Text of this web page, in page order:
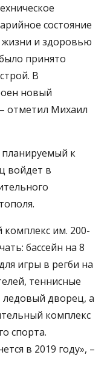
состояние
жизни и здоровью
принято
В
новый
отметил Михаил
планируемый к
войдет в
им. 200-
бассейн на 8
игры в регби на
теннисные
ледовый дворец, а
комплекс
спорта.
в 2019 году», –